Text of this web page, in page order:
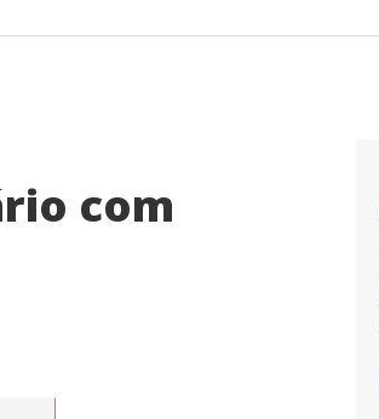
com